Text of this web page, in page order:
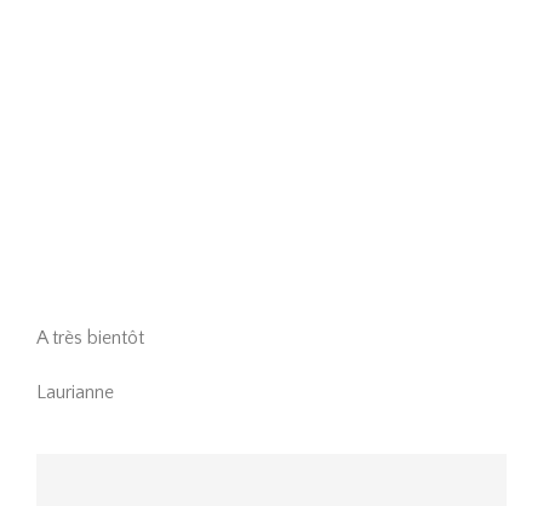
A très bientôt
Laurianne